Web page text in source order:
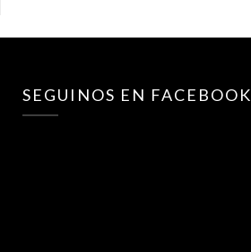
SEGUINOS EN FACEBOOK